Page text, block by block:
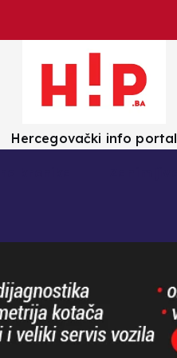
Hercegovački info portal